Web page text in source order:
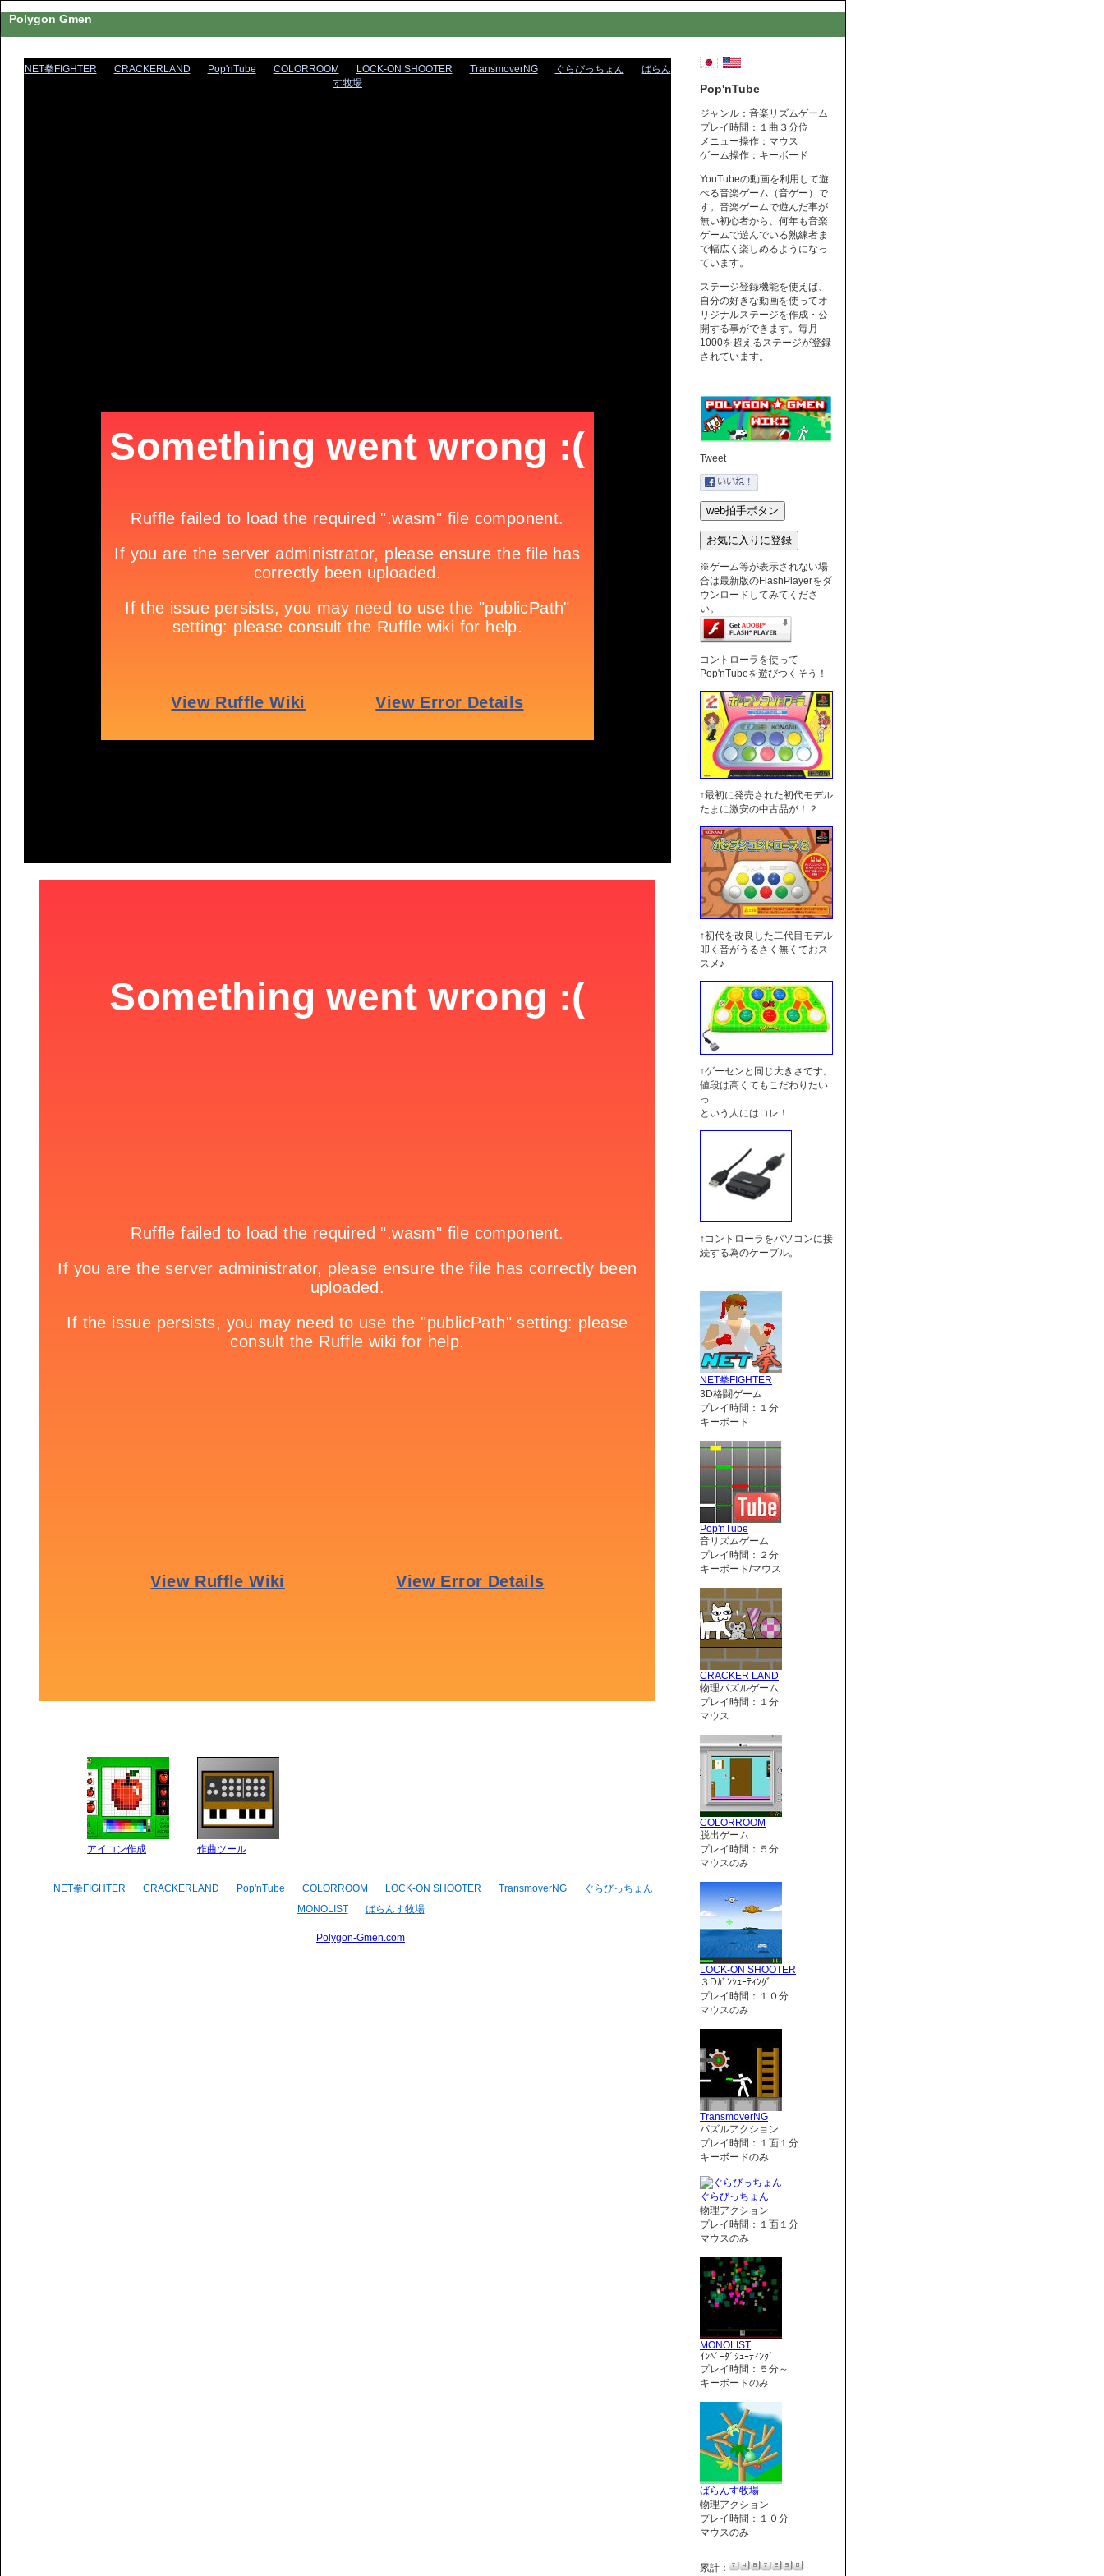
Polygon Gmen
NET拳FIGHTER CRACKERLAND Pop'nTube COLORROOM LOCK-ON SHOOTER TransmoverNG ぐらびっちょん
ばらん
す牧場
アイコン作成 作曲ツール
NET拳FIGHTER CRACKERLAND Pop'nTube COLORROOM LOCK-ON SHOOTER TransmoverNG
ぐらびっちょん
MONOLIST
ばらんす牧場
Polygon-Gmen.com
Pop'nTube
ジャンル：音楽リズムゲーム
プレイ時間：１曲３分位
メニュー操作：マウス
ゲーム操作：キーボード
YouTubeの動画を利用して遊
べる音楽ゲーム（音ゲー）で
す。音楽ゲームで遊んだ事が
無い初心者から、何年も音楽
ゲームで遊んでいる熟練者ま
で幅広く楽しめるようになっ
ています。
ステージ登録機能を使えば、
自分の好きな動画を使ってオ
リジナルステージを作成・公
開する事ができます。毎月
1000を超えるステージが登録
されています。
Tweet
※ゲーム等が表示されない場
合は最新版のFlashPlayerをダ
ウンロードしてみてくださ
い。
コントローラを使って
Pop'nTubeを遊びつくそう！
↑最初に発売された初代モデル
たまに激安の中古品が！？
↑初代を改良した二代目モデル
叩く音がうるさく無くておス
スメ♪
↑ゲーセンと同じ大きさです。
値段は高くてもこだわりたい
っ
という人にはコレ！
↑コントローラをパソコンに接
続する為のケーブル。
NET拳FIGHTER
3D格闘ゲーム
プレイ時間：１分
キーボード
Pop'nTube
音リズムゲーム
プレイ時間：２分
キーボード/マウス
CRACKER LAND
物理パズルゲーム
プレイ時間：１分
マウス
COLORROOM
脱出ゲーム
プレイ時間：５分
マウスのみ
LOCK-ON SHOOTER
３Dｶﾞﾝｼｭｰﾃｨﾝｸﾞ
プレイ時間：１０分
マウスのみ
TransmoverNG
パズルアクション
プレイ時間：１面１分
キーボードのみ
ぐらびっちょん
物理アクション
プレイ時間：１面１分
マウスのみ
MONOLIST
ｲﾝﾍﾞｰﾀﾞｼｭｰﾃｨﾝｸﾞ
プレイ時間：５分～
キーボードのみ
ばらんす牧場
物理アクション
プレイ時間：１０分
マウスのみ
累計：